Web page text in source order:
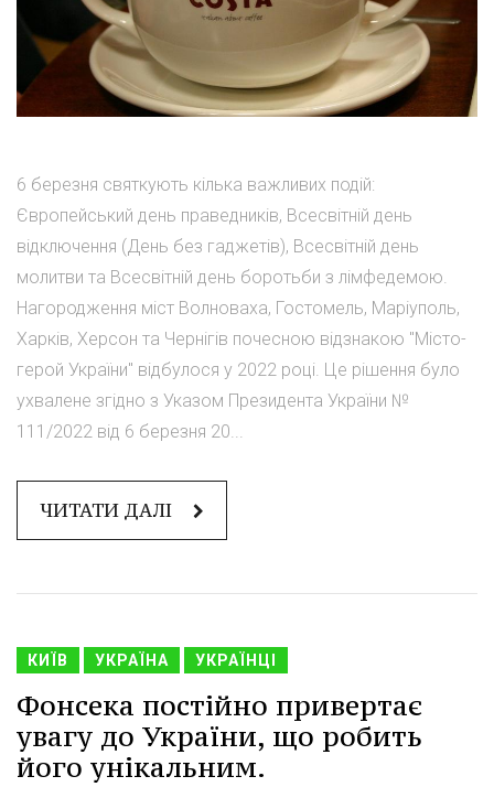
6 березня святкують кілька важливих подій:
Європейський день праведників, Всесвітній день
відключення (День без гаджетів), Всесвітній день
молитви та Всесвітній день боротьби з лімфедемою.
Нагородження міст Волноваха, Гостомель, Маріуполь,
Харків, Херсон та Чернігів почесною відзнакою "Місто-
герой України" відбулося у 2022 році. Це рішення було
ухвалене згідно з Указом Президента України №
111/2022 від 6 березня 20...
ЧИТАТИ ДАЛІ
КИЇВ УКРАЇНА УКРАЇНЦІ
Фонсека постійно привертає
увагу до України, що робить
його унікальним.